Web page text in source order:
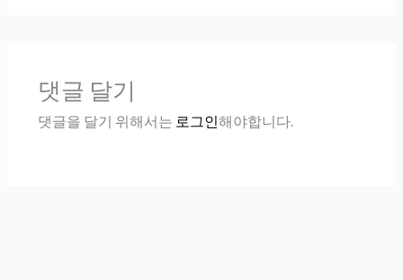
댓글 달기
댓글을 달기 위해서는 로그인해야합니다.